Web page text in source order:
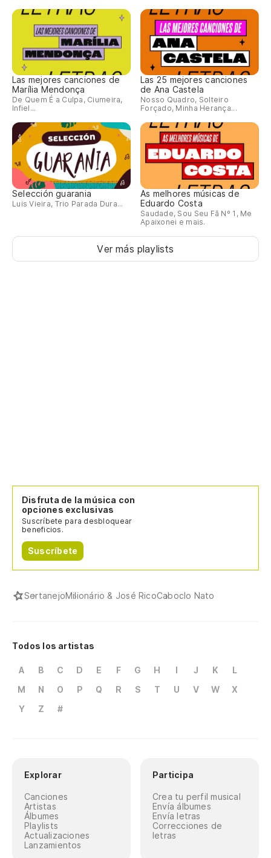
Las mejores canciones de
Marília Mendonça
De Quem É a Culpa, Ciumeira,
Infiel...
Las 25 mejores canciones
de Ana Castela
Nosso Quadro, Solteiro
Forçado, Minha Herança...
Selección guarania
Luis Vieira, Trio Parada Dura...
As melhores músicas de
Eduardo Costa
Saudade, Sou Seu Fã Nº 1, Me
Apaixonei e mais.
Ver más playlists
Disfruta de la música con
opciones exclusivas
Suscríbete para desbloquear
beneficios.
Suscríbete
SertanejoMilionário & José RicoCaboclo Nato
Todos los artistas
A B C D E F G H I J K
L
M
N O P Q R S T U V W
X
Y
Z #
Explorar
Canciones
Artistas
Álbumes
Playlists
Actualizaciones
Lanzamientos
Participa
Crea tu perfil musical
Envía álbumes
Envía letras
Correcciones de
letras